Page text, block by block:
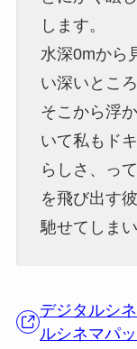
します。
水深0mから
い深いところ
そこから浮
いて私もド
らしさ、っ
を飛び出す
馳せてしまい
デジタルシ
ルシネマパ